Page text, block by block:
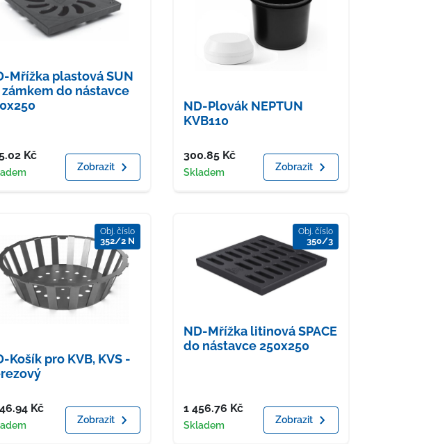
Mřížka plastová SUN
zámkem do nástavce
Kč
Zobrazit
ND-Plovák NEPTUN
KVB110
Cena
300.85 Kč
Dostupnost
Skladem Zobrazit
Obj. číslo
352/2 N
Košík pro KVB, KVS -
Kč
Zobrazit
Obj. číslo
350/3
ND-Mřížka litinová SPACE
do nástavce 250x250
Cena
1 456.76 Kč
Dostupnost
Skladem Zobrazit